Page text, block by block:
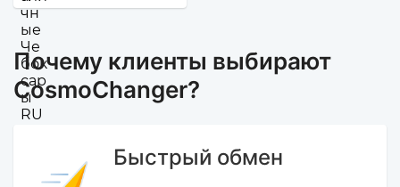
Почему клиенты выбирают
CosmoChanger?
Быстрый обмен